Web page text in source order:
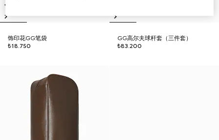
饰印花GG笔袋
₺18.750
GG高尔夫球杆套（三件套）
₺83.200